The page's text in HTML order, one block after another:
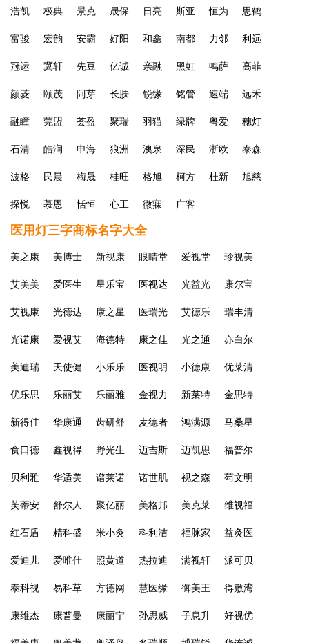
浩凯 极典 景克 晟保 日亮 斯亚 恒为 思鹤
富骏 宏韵 安霸 好阳 和鑫 南都 力邻 利远
冠运 冀轩 先豆 亿诚 亲融 黑虹 鸣萨 高菲
颜菱 颐茂 阿芽 长肤 锐缘 铭管 速端 远禾
融瞳 莞盟 荟盈 聚瑞 羽猫 绿牌 粤爱 穗灯
石清 皓润 申海 狼洲 澳泉 深民 浙欧 泰森
波格 民晨 梅晟 桂旺 格旭 柯方 杜新 旭慈
探悦 慕恩 恬恒 心工 微寐 广客
医用灯三字商标名字大全
美之康 美博士 新视康 眼睛堂 爱视堂 珍视美
艾美美 爱医生 星乐宝 医视达 光益光 康尔宝
艾视康 光德达 康之星 医瑞光 艾德乐 瑞丰清
光诺康 爱视艾 海德特 康之佳 光之通 亦白尔
美迪瑞 天使健 小乐乐 医视明 小德康 优莱清
优乐思 乐丽艾 乐丽雅 金视力 新莱特 金思特
新得佳 华康通 齿研舒 麦德者 鸿满源 马桑星
食口德 鑫视得 野光生 迈吉斯 迈凯思 福普尔
贝利雅 华适美 谱莱诺 诺世肌 视之森 芶文明
芙蒂安 舒尔人 聚亿丽 美格邦 美克莱 维视福
红石盾 精科盛 米小灸 科利洁 福脉家 益灸医
爱迪儿 爱唯仕 照黄道 热拉迪 满视轩 派可贝
泰科视 易科草 方德网 慧医缘 御美王 得敷湾
康维杰 康普曼 康丽宁 孙思威 子息升 好视优